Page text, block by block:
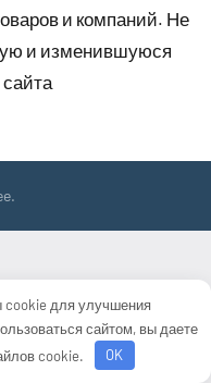
и компаний. Не
и изменившуюся
cookie для улучшения
сайтом, вы даете
cookie.
OK